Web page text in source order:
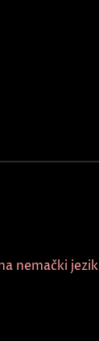
nemački jezik